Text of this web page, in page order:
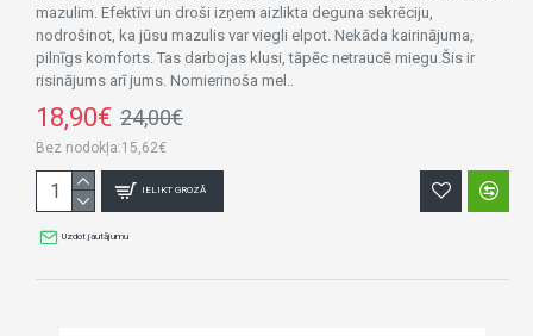
mazulim. Efektīvi un droši izņem aizlikta deguna sekrēciju,
nodrošinot, ka jūsu mazulis var viegli elpot. Nekāda kairinājuma,
pilnīgs komforts. Tas darbojas klusi, tāpēc netraucē miegu.Šis ir
risinājums arī jums. Nomierinoša mel..
18,90€ 24,00€
Bez nodokļa:15,62€
IELIKT GROZĀ
Uzdot jautājumu